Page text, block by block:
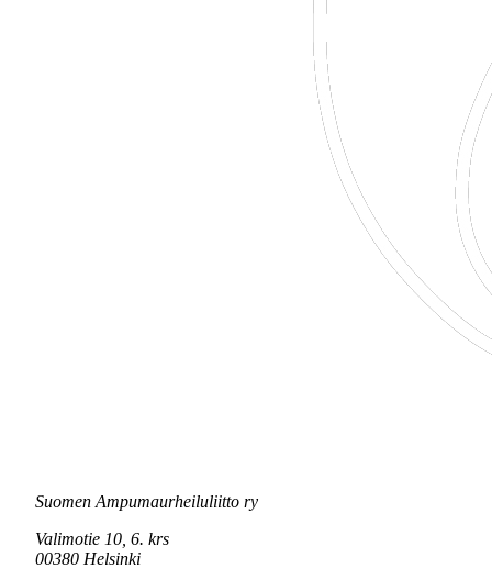
Suomen Ampumaurheiluliitto ry
Valimotie 10, 6. krs
00380 Helsinki